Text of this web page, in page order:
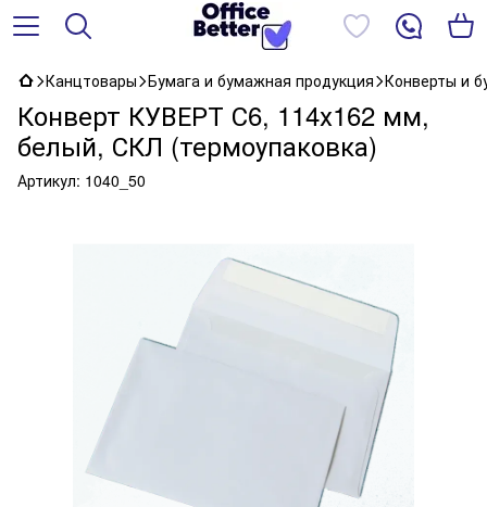
Канцтовары Бумага и бумажная продукция Конверты и
Конверт КУВЕРТ С6, 114х162 мм,
белый, СКЛ (термоупаковка)
Артикул: 1040_50